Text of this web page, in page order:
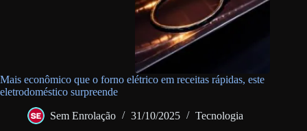
Mais econômico que o forno elétrico em receitas rápidas, este
eletrodoméstico surpreende
Sem Enrolação 31/10/2025 Tecnologia